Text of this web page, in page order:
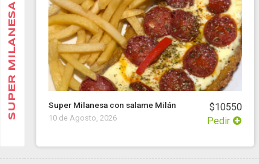
SUPER MILANESA Super Milanesa con salame Milán $10550
10 de Agosto, 2026 Pedir